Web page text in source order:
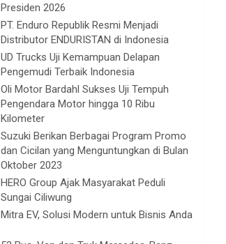
Presiden 2026
PT. Enduro Republik Resmi Menjadi
Distributor ENDURISTAN di Indonesia
UD Trucks Uji Kemampuan Delapan
Pengemudi Terbaik Indonesia
Oli Motor Bardahl Sukses Uji Tempuh
Pengendara Motor hingga 10 Ribu
Kilometer
Suzuki Berikan Berbagai Program Promo
dan Cicilan yang Menguntungkan di Bulan
Oktober 2023
HERO Group Ajak Masyarakat Peduli
Sungai Ciliwung
Mitra EV, Solusi Modern untuk Bisnis Anda